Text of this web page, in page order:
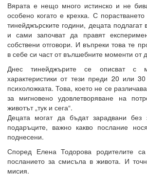
Вярата е нещо много истинско и не
особено когато е крехка. С
тинейджърските години, децата
и сами започват да правят
собствени отговори. И въпреки това те
в себе си част от вълшебните моменти от
Днес тинейджърите се описват с
характеристики от тези преди 20 или
психоложката. Това, което не се
за мигновено удовлетворяване на
животът „тук и сега“.
Децата могат да бъдат зарадвани без
подаръците, важно какво послание
поднесени.
Според Елена Тодорова родителите
посланието за смисъла в живота. И
мисия.